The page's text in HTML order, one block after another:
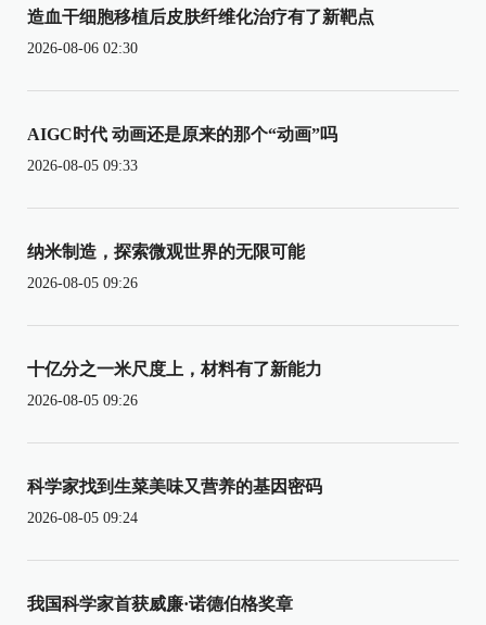
造血干细胞移植后皮肤纤维化治疗有了新靶点
2026-08-06 02:30
AIGC时代 动画还是原来的那个“动画”吗
2026-08-05 09:33
纳米制造，探索微观世界的无限可能
2026-08-05 09:26
十亿分之一米尺度上，材料有了新能力
2026-08-05 09:26
科学家找到生菜美味又营养的基因密码
2026-08-05 09:24
我国科学家首获威廉·诺德伯格奖章